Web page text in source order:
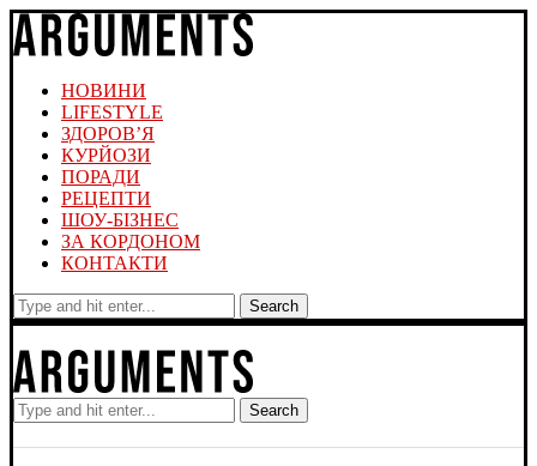
НОВИНИ
LIFESTYLE
ЗДОРОВ’Я
КУРЙОЗИ
ПОРАДИ
РЕЦЕПТИ
ШОУ-БІЗНЕС
ЗА КОРДОНОМ
КОНТАКТИ
Search
Search